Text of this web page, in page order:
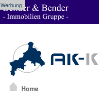
Werbung
Home